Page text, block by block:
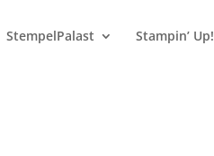
StempelPalast Stampin’ Up!